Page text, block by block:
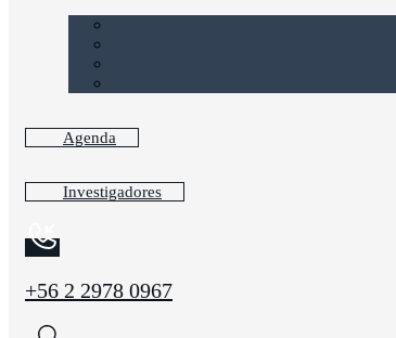
Agenda
Investigadores
+56 2 2978 0967